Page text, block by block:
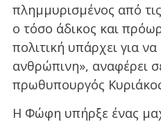
πλημμυρισμένος από
ο τόσο άδικος και
πολιτική υπάρχει για να
ανθρώπινη», αναφέρει
πρωθυπουργός
Η Φώφη υπήρξε ένας